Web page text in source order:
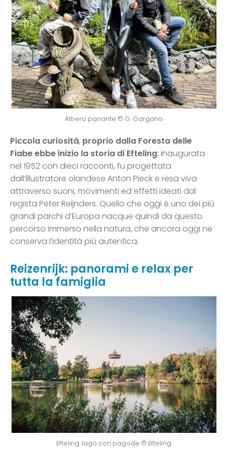
Albero parlante © G. Gargano
Piccola curiosità, proprio dalla Foresta delle
Fiabe ebbe inizio la storia di Efteling: inaugurata
nel 1952 con dieci racconti, fu progettata
dall’illustratore olandese Anton Pieck e resa viva
attraverso suoni, movimenti ed effetti ideati dal
regista Peter Reijnders. Quello che oggi è uno dei più
grandi parchi d’Europa nacque quindi da questo
percorso immerso nella natura, che ancora oggi ne
conserva l’identità più autentica.
Reizenrijk: panorami e relax per
tutta la famiglia
Efteling: lago con pagode © Efteling